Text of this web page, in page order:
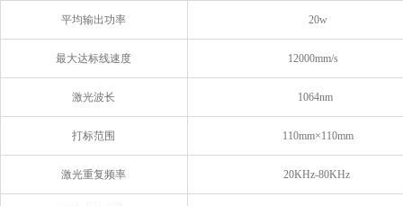
平均输出功率 20w
最大达标线速度 12000mm/s
激光波长 1064nm
打标范围 110mm×110mm
激光重复频率 20KHz-80KHz